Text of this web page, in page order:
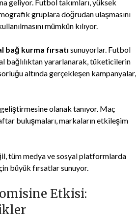
geliyor. Futbol takımları, yüksek
gruplara doğrudan ulaşmasını
mümkün kılıyor.
bağ kurma fırsatı sunuyorlar. Futbol
bağlılıktan yararlanarak, tüketicilerin
altında gerçekleşen kampanyalar,
olanak tanıyor. Maç
buluşmaları, markaların etkileşim
tüm medya ve sosyal platformlarda
büyük fırsatlar sunuyor.
Etkisi: